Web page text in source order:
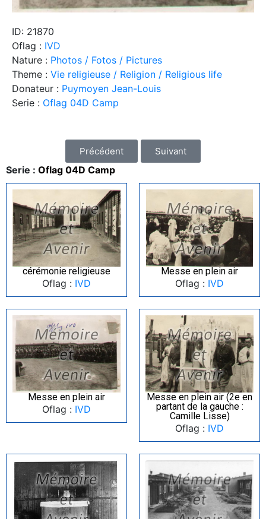
ID: 21870
Oflag : IVD
Nature : Photos / Fotos / Pictures
Theme : Vie religieuse / Religion / Religious life
Donateur : Puymoyen Jean-Louis
Serie : Oflag 04D Camp
Précédent Suivant
Serie : Oflag 04D Camp
cérémonie religieuse
Oflag : IVD
Messe en plein air
Oflag : IVD
Messe en plein air
Oflag : IVD
Messe en plein air (2e en
partant de la gauche :
Camille Lisse)
Oflag : IVD